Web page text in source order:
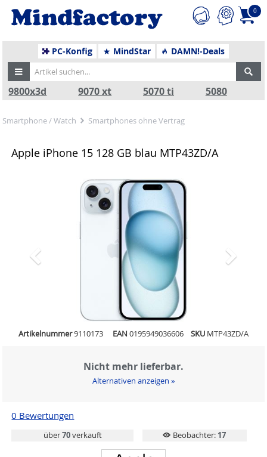
0
PC-Konfig MindStar DAMN!-Deals
9800x3d 9070 xt 5070 ti 5080
Smartphone / Watch Smartphones ohne Vertrag
Apple iPhone 15 128 GB blau MTP43ZD/A
Zurück
Artikelnummer9110173 EAN 0195949036606 SKU MTP43ZD/A
Nicht mehr lieferbar.
Alternativen anzeigen »
0 Bewertungen
über70verkauft Beobachter: 17